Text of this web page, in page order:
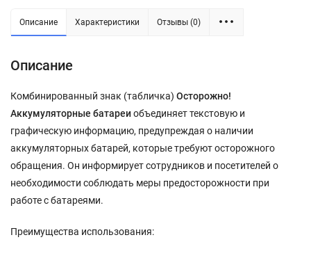
Описание Характеристики Отзывы (0)
Описание
Комбинированный знак (табличка) Осторожно!
Аккумуляторные батареиобъединяет текстовую и
графическую информацию, предупреждая о наличии
аккумуляторных батарей, которые требуют осторожного
обращения. Он информирует сотрудников и посетителей о
необходимости соблюдать меры предосторожности при
работе с батареями.
Преимущества использования: